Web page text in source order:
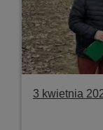
3 kwietnia